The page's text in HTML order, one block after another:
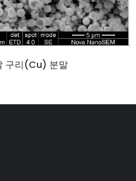
구리(Cu) 분말